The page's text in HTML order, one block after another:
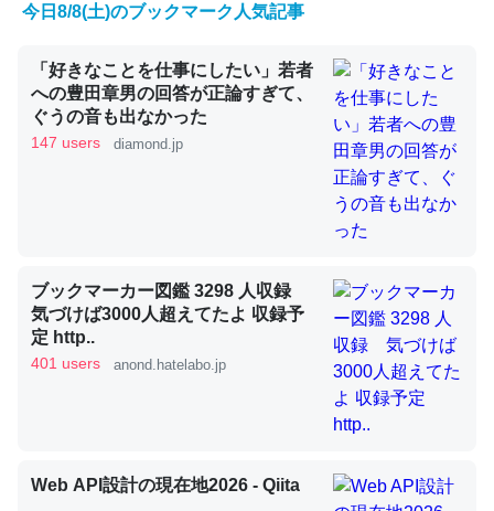
くらい。小説でいう「ずっと前の伏線」は回収されないけ
ど、短期記憶というには多い分量。進化すればするほど分
─GPTの仕組みと限界についての考察（１） - conceptualization
昆虫ってカルシウム少ないのか。知らんかった。調べたら
コオロギのカルシウム分はエビの600分の1程度。
─ニュース :: 【研究発表】昆虫学の大問題＝「昆虫はなぜ海にいな
今日8/8(土)のブックマーク人気記事
「好きなことを仕事にしたい」若者
への豊田章男の回答が正論すぎて、
ぐうの音も出なかった
147 users diamond.jp
ブックマーカー図鑑 3298 人収録
気づけば3000人超えてたよ 収録予
定 http..
401 users anond.hatelabo.jp
Web API設計の現在地2026 - Qiita